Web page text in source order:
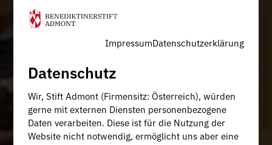
ImpressumDatenschutzerklärung
Datenschutz
Wir, Stift Admont (Firmensitz: Österreich), würden
gerne mit externen Diensten personenbezogene
Daten verarbeiten. Diese ist für die Nutzung der
Website nicht notwendig, ermöglicht uns aber eine